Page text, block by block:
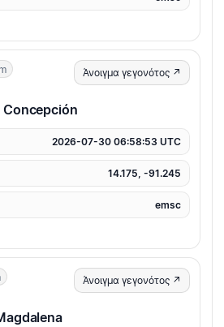
Άνοιγμα γεγονότος ↗
Concepción
2026-07-30 06:58:53 UTC
14.175, -91.245
emsc
Άνοιγμα γεγονότος ↗